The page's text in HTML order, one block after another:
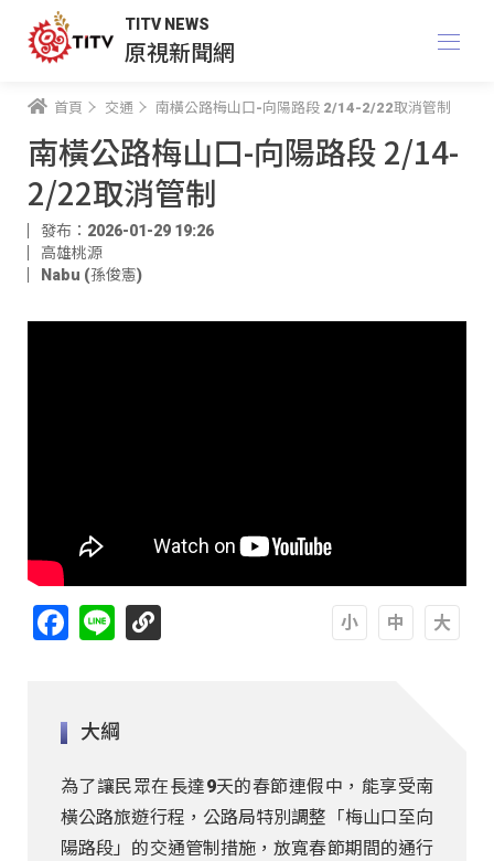
TITV NEWS
原視新聞網
首頁 交通 南橫公路梅山口-向陽路段 2/14-2/22取消管制
南橫公路梅山口-向陽路段 2/14-
2/22取消管制
發布：2026-01-29 19:26
高雄桃源
Nabu (孫俊憲)
Facebook
Line
大綱
為了讓民眾在長達9天的春節連假中，能享受南
橫公路旅遊行程，公路局特別調整「梅山口至向
陽路段」的交通管制措施，放寬春節期間的通行